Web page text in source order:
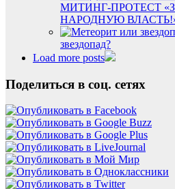
МИТИНГ-ПРОТЕСТ
НАРОДНУЮ
звездопад?
Load more posts
Поделиться в соц. сетях